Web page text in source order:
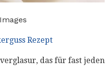
Rezept
das für fast jeden